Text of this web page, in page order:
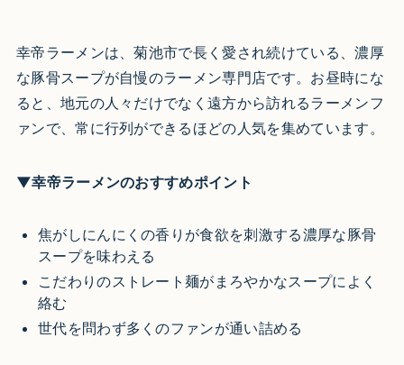
幸帝ラーメンは、菊池市で長く愛され続けている、濃厚
な豚骨スープが自慢のラーメン専門店です。お昼時にな
ると、地元の人々だけでなく遠方から訪れるラーメンフ
ァンで、常に行列ができるほどの人気を集めています。
▼幸帝ラーメンのおすすめポイント
焦がしにんにくの香りが食欲を刺激する濃厚な豚骨
スープを味わえる
こだわりのストレート麺がまろやかなスープによく
絡む
世代を問わず多くのファンが通い詰める